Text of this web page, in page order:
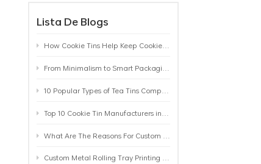
Lista De Blogs
How Cookie Tins Help Keep Cookies Fresh: A Practical Packaging Guide for Biscuit Brands
From Minimalism to Smart Packaging: 9 Tea Tin Design Trends Shaping 2026
10 Popular Types of Tea Tins Compared: A Practical Buying Guide for Tea Brands
Top 10 Cookie Tin Manufacturers in the World by 2026: A Buyer’s Comparison
What Are The Reasons For Custom Rolling Tray Wholesale Prices? MOQ, Size, Printing & Packaging Explained
Custom Metal Rolling Tray Printing & Manufacturing: From Artwork to Mass Production